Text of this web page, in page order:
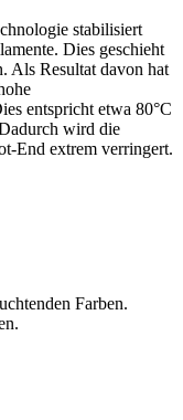
stabilisiert
Dies geschieht
Als Resultat davon hat
entspricht etwa 80°C
wird die
End extrem verringert.
Farben.